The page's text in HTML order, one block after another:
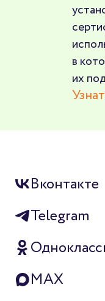
в
их
Вконтакте
Telegram
MAX